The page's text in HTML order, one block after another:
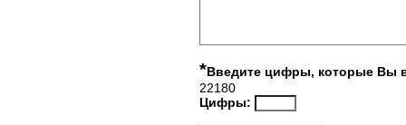
*Введите цифры, которые Вы
22180
Цифры: